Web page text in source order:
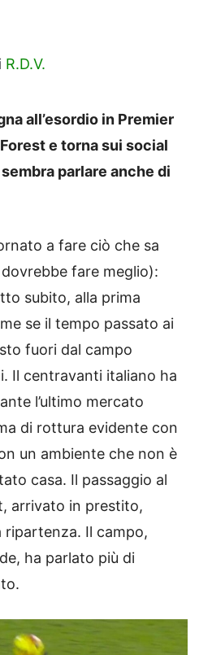
R.D.V.
all’esordio in Premier
e torna sui social
parlare anche di
a fare ciò che sa
fare meglio):
subito, alla prima
se il tempo passato ai
fuori dal campo
Il centravanti italiano ha
l’ultimo mercato
di rottura evidente con
un ambiente che non è
casa. Il passaggio al
arrivato in prestito,
ripartenza. Il campo,
ha parlato più di